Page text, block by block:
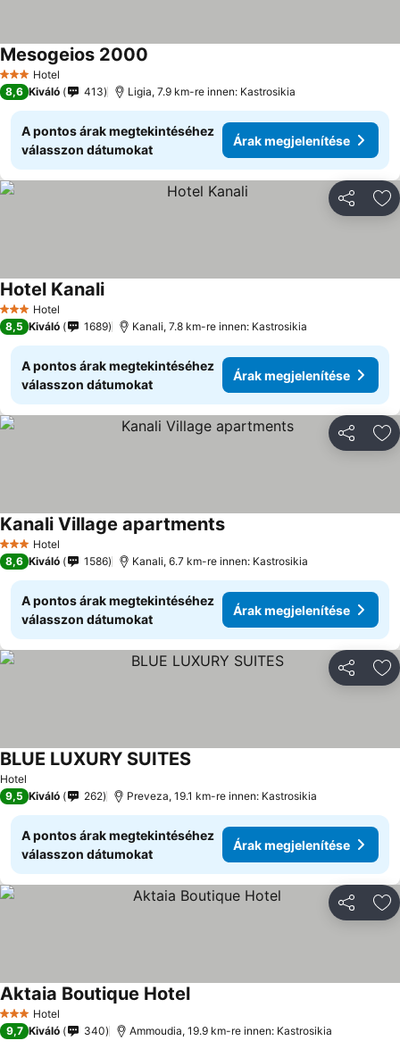
3 Kategória
Hotel
Mesogeios 2000
8,6 Kiváló 413 Ligia, 7.9 km-re innen: Kastrosikia
A pontos árak megtekintéséhez
válasszon dátumokat
Árak megjelenítése
3 Kategória
Hotel
Hotel KanaliÁrak megjelenítése
8,5 Kiváló 1689 Kanali, 7.8 km-re innen: Kastrosikia
A pontos árak megtekintéséhez
válasszon dátumokat
Árak megjelenítése
3 Kategória
Hotel
Kanali Village apartmentsÁrak megjelenítése
8,6 Kiváló 1586 Kanali, 6.7 km-re innen: Kastrosikia
A pontos árak megtekintéséhez
válasszon dátumokat
Árak megjelenítése
Hotel
BLUE LUXURY SUITES
9,5 Kiváló 262 Preveza, 19.1 km-re innen: Kastrosikia
A pontos árak megtekintéséhez
válasszon dátumokat
Árak megjelenítése
3 Kategória
Hotel
Aktaia Boutique HotelÁrak megjelenítése
9,7 Kiváló 340 Ammoudia, 19.9 km-re innen: Kastrosikia